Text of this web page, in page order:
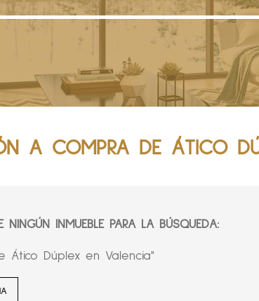
A COMPRA DE ÁTICO
INMUEBLE PARA LA BÚSQUEDA:
Dúplex en Valencia"